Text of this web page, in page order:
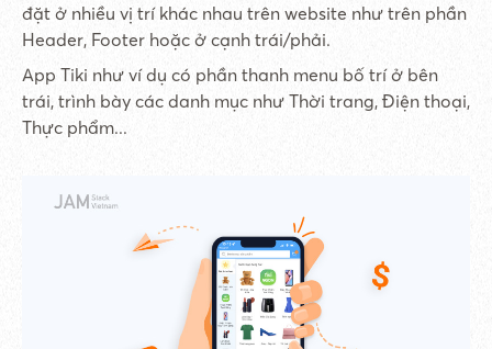
đặt ở nhiều vị trí khác nhau trên website như trên phần
Header, Footer hoặc ở cạnh trái/phải.
App Tiki như ví dụ có phần thanh menu bố trí ở bên
trái, trình bày các danh mục như Thời trang, Điện thoại,
Thực phẩm...